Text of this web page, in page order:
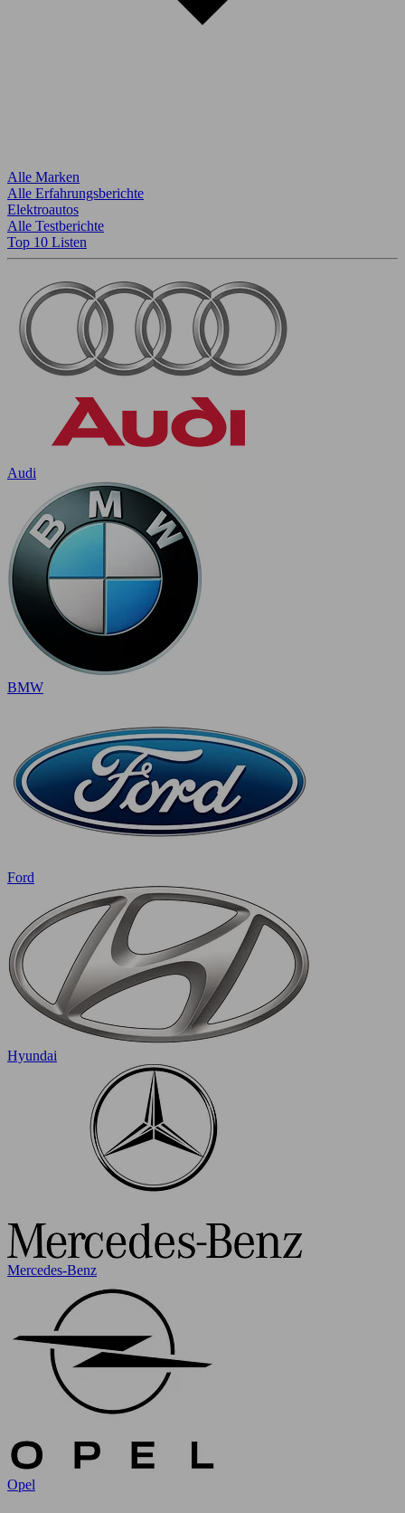
Alle Marken
Alle Erfahrungsberichte
Elektroautos
Alle Testberichte
Top 10 Listen
Audi
BMW
Ford
Hyundai
Mercedes-Benz
Opel